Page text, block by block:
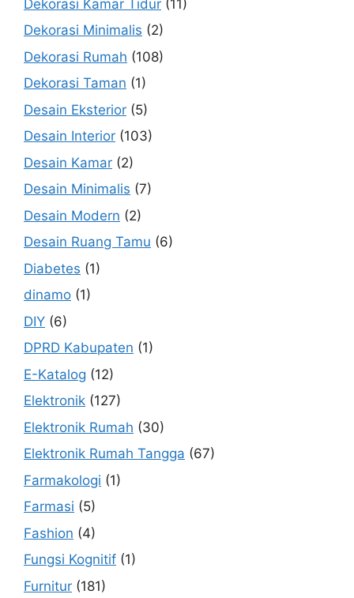
Dekorasi Kamar Tidur (11)
Dekorasi Minimalis (2)
Dekorasi Rumah (108)
Dekorasi Taman (1)
Desain Eksterior (5)
Desain Interior (103)
Desain Kamar (2)
Desain Minimalis (7)
Desain Modern (2)
Desain Ruang Tamu (6)
Diabetes (1)
dinamo (1)
DIY (6)
DPRD Kabupaten (1)
E-Katalog (12)
Elektronik (127)
Elektronik Rumah (30)
Elektronik Rumah Tangga (67)
Farmakologi (1)
Farmasi (5)
Fashion (4)
Fungsi Kognitif (1)
Furnitur (181)